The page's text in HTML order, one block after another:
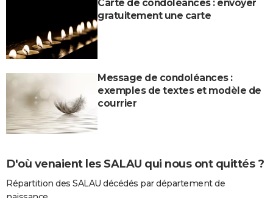
BONS PLANS
Carte de Noël
Carte Bonne année
Carte Saint-Valentin
Carte Pâques
Carte d'anniversaire
DICTIONNAIRE
Dictionnaire
Biographies
Citations
Expressions
Proverbes
PROGRAMME TV
S'inscrire
Se connecter
Lycées
Collèges
Primaires
Universités
Entreprises
Service militaire
Avis de recherche
AVIS DE DÉCÈS
FORUM
Carte de condoléances : envoyer
gratuitement une carte
Message de condoléances :
exemples de textes et modèle de
courrier
D'où venaient les SALAU qui nous ont quittés ?
Répartition des SALAU décédés par département de